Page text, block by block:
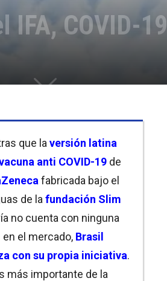
IFA, COVID-19
que la versión latina
anti COVID-19 de
fabricada bajo el
de la fundación Slim
no cuenta con ninguna
el mercado, Brasil
con su propia iniciativa.
más importante de la